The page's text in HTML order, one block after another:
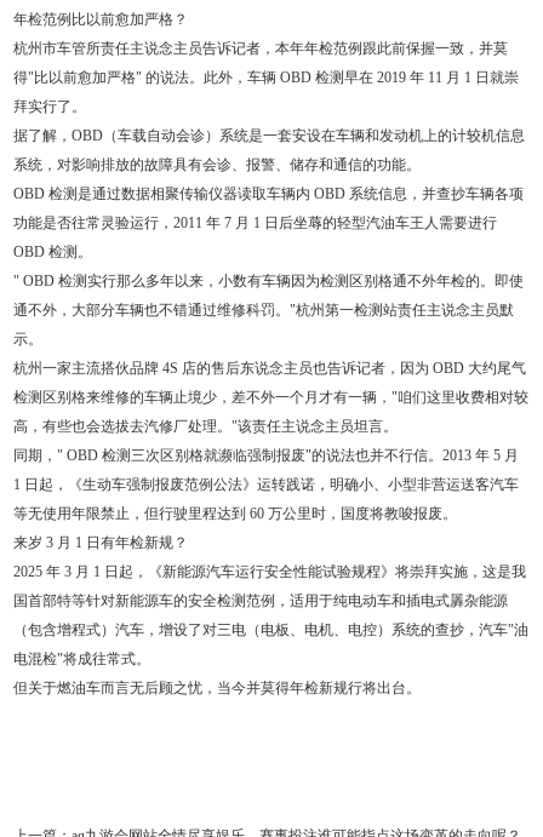
年检范例比以前愈加严格？
杭州市车管所责任主说念主员告诉记者，本年年检范例跟此前保握一致，并莫
得"比以前愈加严格" 的说法。此外，车辆 OBD 检测早在 2019 年 11 月 1 日就崇
拜实行了。
据了解，OBD（车载自动会诊）系统是一套安设在车辆和发动机上的计较机信息
系统，对影响排放的故障具有会诊、报警、储存和通信的功能。
OBD 检测是通过数据相聚传输仪器读取车辆内 OBD 系统信息，并查抄车辆各项
功能是否往常灵验运行，2011 年 7 月 1 日后坐蓐的轻型汽油车王人需要进行
OBD 检测。
" OBD 检测实行那么多年以来，小数有车辆因为检测区别格通不外年检的。即使
通不外，大部分车辆也不错通过维修科罚。"杭州第一检测站责任主说念主员默
示。
杭州一家主流搭伙品牌 4S 店的售后东说念主员也告诉记者，因为 OBD 大约尾气
检测区别格来维修的车辆止境少，差不外一个月才有一辆，"咱们这里收费相对较
高，有些也会选拔去汽修厂处理。"该责任主说念主员坦言。
同期，" OBD 检测三次区别格就濒临强制报废"的说法也并不行信。2013 年 5 月
1 日起，《生动车强制报废范例公法》运转践诺，明确小、小型非营运送客汽车
等无使用年限禁止，但行驶里程达到 60 万公里时，国度将教唆报废。
来岁 3 月 1 日有年检新规？
2025 年 3 月 1 日起，《新能源汽车运行安全性能试验规程》将崇拜实施，这是我
国首部特等针对新能源车的安全检测范例，适用于纯电动车和插电式羼杂能源
（包含增程式）汽车，增设了对三电（电板、电机、电控）系统的查抄，汽车"油
电混检"将成往常式。
但关于燃油车而言无后顾之忧，当今并莫得年检新规行将出台。